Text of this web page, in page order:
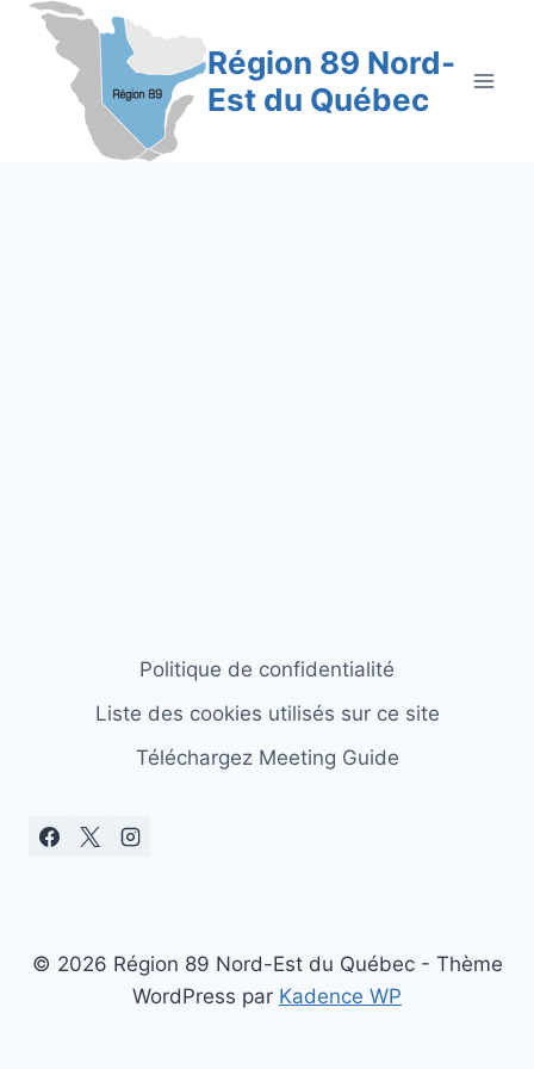
Aller
contenu
Région 89 Nord-
Est du Québec
Politique de confidentialité
Liste des cookies utilisés sur ce site
Téléchargez Meeting Guide
© 2026 Région 89 Nord-Est du Québec - Thème
WordPress par Kadence WP